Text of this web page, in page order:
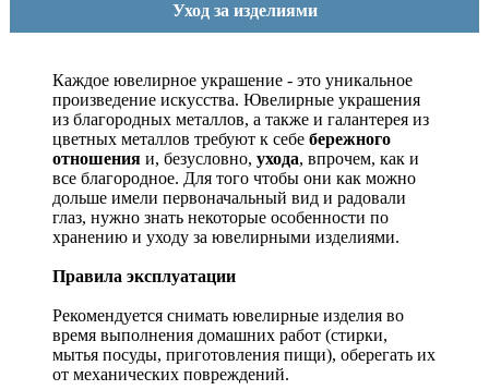
Уход за изделиями
Каждое ювелирное украшение - это уникальное
произведение искусства. Ювелирные украшения
из благородных металлов, а также и галантерея из
цветных металлов требуют к себе бережного
отношения и, безусловно, ухода, впрочем, как и
все благородное. Для того чтобы они как можно
дольше имели первоначальный вид и радовали
глаз, нужно знать некоторые особенности по
хранению и уходу за ювелирными изделиями.
Правила эксплуатации
Рекомендуется снимать ювелирные изделия во
время выполнения домашних работ (стирки,
мытья посуды, приготовления пищи), оберегать их
от механических повреждений.